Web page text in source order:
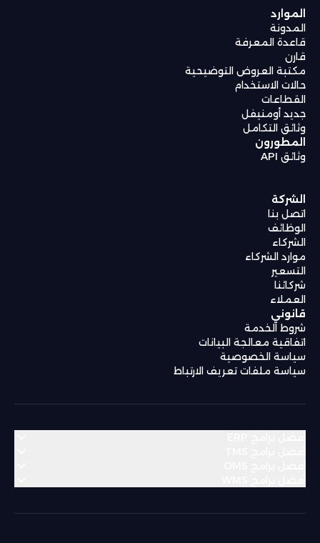
الموارد
المدونة
قاعدة المعرفة
قارن
مكتبة العروض التوضيحية
حالات الاستخدام
القطاعات
جديد أومنيفل
وثائق التكامل
المطورون
وثائق API
الشركة
اتصل بنا
الوظائف
الشركاء
موارد الشركاء
التسعير
شركائنا
العملاء
قانوني
شروط الخدمة
اتفاقية معالجة البيانات
سياسة الخصوصية
سياسة ملفات تعريف الارتباط
منطقة الشرق الأوسط وشمال أفريقيا
Algeria
Bahrain